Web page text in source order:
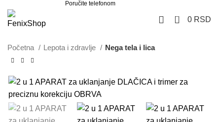
Poručite telefonom
0 0 RSD
Početna Lepota i zdravlje Nega tela i lica